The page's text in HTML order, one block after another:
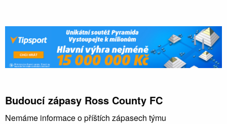
Budoucí zápasy Ross County FC
Nemáme informace o příštích zápasech týmu